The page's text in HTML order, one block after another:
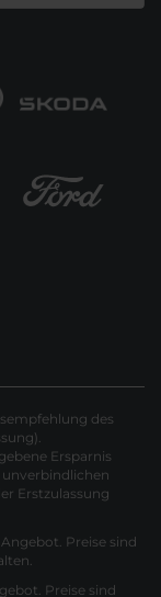
des
Ersparnis
Erstzulassung
Preise sind
Preise sind